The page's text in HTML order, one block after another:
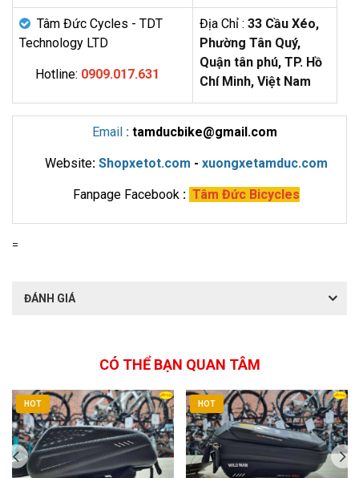
Tâm Đức Cycles - TDT
Technology LTD
Hotline: 0909.017.631
Địa Chỉ : 33 Cầu Xéo,
Phường Tân Quý,
Quận tân phú, TP. Hồ
Chí Minh, Việt Nam
Email : tamducbike@gmail.com
Website: Shopxetot.com - xuongxetamduc.com
Fanpage Facebook: Tâm Đức Bicycles
=
ĐÁNH GIÁ
CÓ THỂ BẠN QUAN TÂM
HOT HOT